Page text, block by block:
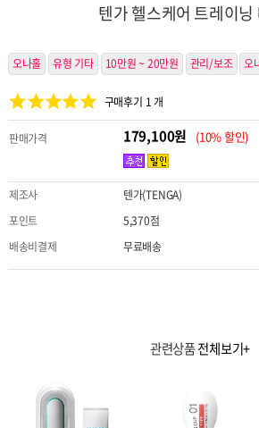
텐가 헬스케어 트레이닝
오나홀 유형 기타 10만원 ~ 20만원 관리/보조 오
구매후기 1 개
판매가격 179,100원 (10% 할인)
제조사
텐가(TENGA)
포인트
5,370점
배송비결제
무료배송
관련상품전체보기+